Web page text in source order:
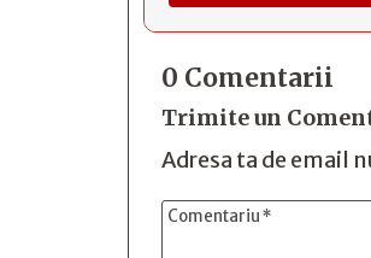
0 Comentarii
Trimite un
Adresa ta de email